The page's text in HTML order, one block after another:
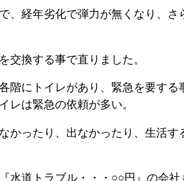
、経年劣化で弾力が無くなり、さ
交換する事で直りました。
階にトイレがあり、緊急を要する
レは緊急の依頼が多い。
かったり、出なかったり、生活す
水道トラブル・・・○○円』の会